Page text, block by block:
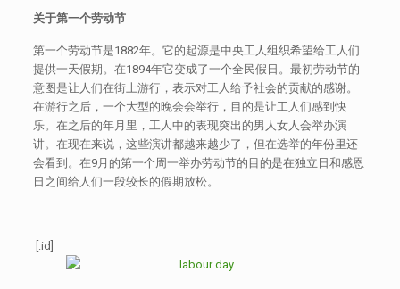
关于第一个劳动节
第一个劳动节是1882年。它的起源是中央工人组织希望给工人们
提供一天假期。在1894年它变成了一个全民假日。最初劳动节的
意图是让人们在街上游行，表示对工人给予社会的贡献的感谢。
在游行之后，一个大型的晚会会举行，目的是让工人们感到快
乐。在之后的年月里，工人中的表现突出的男人女人会举办演
讲。在现在来说，这些演讲都越来越少了，但在选举的年份里还
会看到。在9月的第一个周一举办劳动节的目的是在独立日和感恩
日之间给人们一段较长的假期放松。
[:id]